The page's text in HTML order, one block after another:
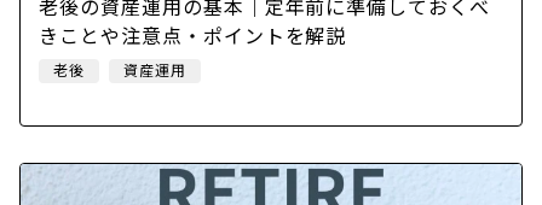
老後の資産運用の基本｜定年前に準備しておくべ
きことや注意点・ポイントを解説
老後 資産運用